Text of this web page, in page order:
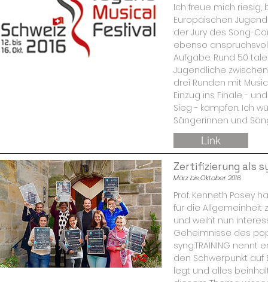
Ich freue mich riesig,
Europäischen
der Jury des Song-
ebenso
Aufgabe. Rund 50
Jugendliche
drei Runden mit
Einzug ins Finale -
Sieg - kämpfen. Ich
Sängerinnen und
Link
Zertifizierung als
März bis Oktober 2016
Prof. Kenneth Posey
für die Allgemeinheit
und weiht nun
Geheimnisse des
syng:TRAINING
den Schwerpunkt auf
legt und alles